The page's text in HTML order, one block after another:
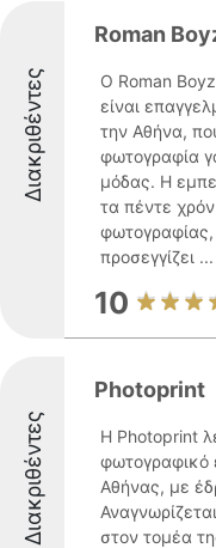
Διακριθέντες
Roman
Ο Roman
είναι
την Αθήνα,
φωτογραφία
μόδας. Η
τα πέντε
φωτογραφίας,
προσεγγίζει ...
10
Διακριθέντες
Photoprint
Η Photoprint
φωτογραφικό
Αθήνας, με
στον τομέα